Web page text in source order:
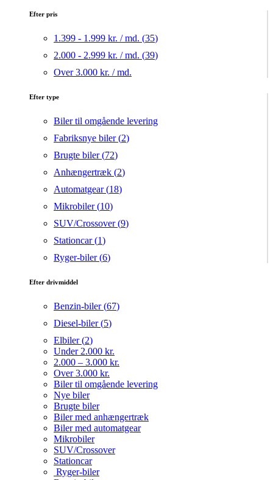
Efter pris
1.399 - 1.999 kr. / md. (35)
2.000 - 2.999 kr. / md. (39)
Over 3.000 kr. / md.
Efter type
Biler til omgående levering
Fabriksnye biler (2)
Brugte biler (72)
Anhængertræk (2)
Automatgear (18)
Mikrobiler (10)
SUV/Crossover (9)
Stationcar (1)
Ryger-biler (6)
Efter drivmiddel
Benzin-biler (67)
Diesel-biler (5)
Elbiler (2)
Under 2.000 kr.
2.000 – 3.000 kr.
Over 3.000 kr.
Biler til omgående levering
Nye biler
Brugte biler
Biler med anhængertræk
Biler med automatgear
Mikrobiler
SUV/Crossover
Stationcar
Ryger-biler